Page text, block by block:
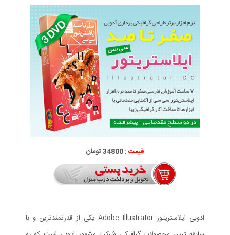
قیمت :34800 تومان
ادوبی ایلاستریتور Adobe Illustrator یکی از قدرتمندترین و با